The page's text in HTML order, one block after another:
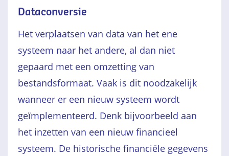
Dataconversie
Het verplaatsen van data van het ene
systeem naar het andere, al dan niet
gepaard met een omzetting van
bestandsformaat. Vaak is dit noodzakelijk
wanneer er een nieuw systeem wordt
geïmplementeerd. Denk bijvoorbeeld aan
het inzetten van een nieuw financieel
systeem. De historische financiële gegevens